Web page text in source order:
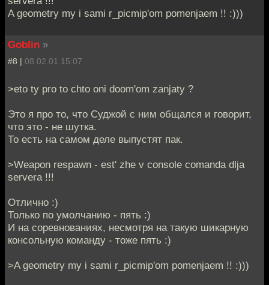
A geometry my i sami r_picmip'om pomenjaem !! :)))
Goblin »
#8 | 08.02.01 15:07
>eto ty pro to chto oni doom'om zanjaty ?
Это я про то, что Суджой с ним общался и говорит,
что это - не шутка.
То есть на самом деле выпустят пак.
>Weapon respawn - est' zhe v console comanda dlja
servera !!!
Отлично :)
Только по умолчанию - пять :)
И на соревнованиях, несмотря на такую шикарную
консольную команду - тоже пять :)
>A geometry my i sami r_picmip'om pomenjaem !! :)))